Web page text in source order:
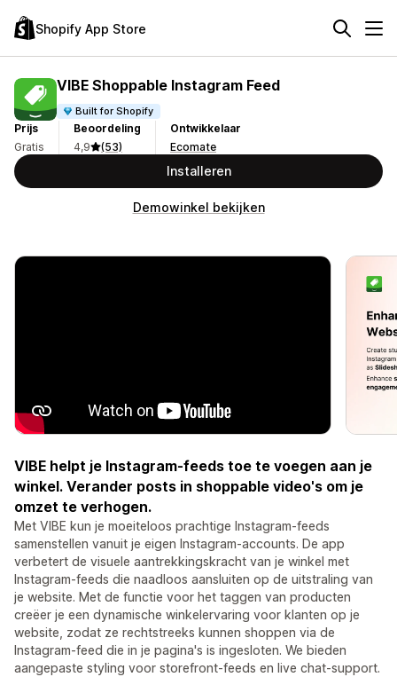
Shopify App Store
VIBE Shoppable Instagram Feed
Built for Shopify
Prijs
Gratis
Beoordeling
4,9
(53)
Ontwikkelaar
Ecomate
Installeren
Demowinkel bekijken
VIBE helpt je Instagram-feeds toe te voegen aan je
winkel. Verander posts in shoppable video's om je
omzet te verhogen.
Met VIBE kun je moeiteloos prachtige Instagram-feeds
samenstellen vanuit je eigen Instagram-accounts. De app
verbetert de visuele aantrekkingskracht van je winkel met
Instagram-feeds die naadloos aansluiten op de uitstraling van
je website. Met de functie voor het taggen van producten
creëer je een dynamische winkelervaring voor klanten op je
website, zodat ze rechtstreeks kunnen shoppen via de
Instagram-feed die in je pagina's is ingesloten. We bieden
aangepaste styling voor storefront-feeds en live chat-support.